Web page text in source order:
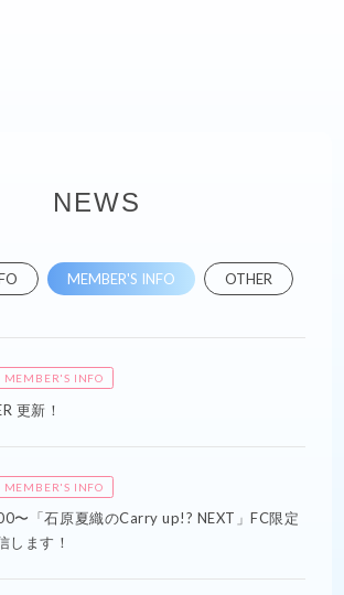
NEWS
MEMBER'S INFO OTHER
MEMBER'S INFO
更新！
MEMBER'S INFO
〜「石原夏織のCarry up!? NEXT」FC限定
ます！